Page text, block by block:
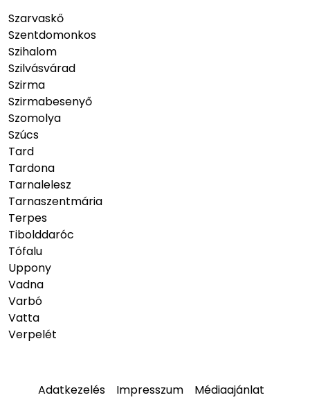
Szarvaskő
Szentdomonkos
Szihalom
Szilvásvárad
Szirma
Szirmabesenyő
Szomolya
Szúcs
Tard
Tardona
Tarnalelesz
Tarnaszentmária
Terpes
Tibolddaróc
Tófalu
Uppony
Vadna
Varbó
Vatta
Verpelét
Adatkezelés Impresszum Médiaajánlat